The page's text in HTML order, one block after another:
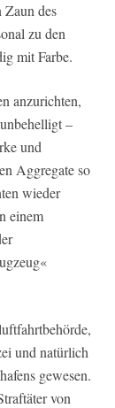
Zaun des
zu den
mit Farbe.
anzurichten,
–
und
Aggregate so
wieder
einem
und natürlich
gewesen.
von